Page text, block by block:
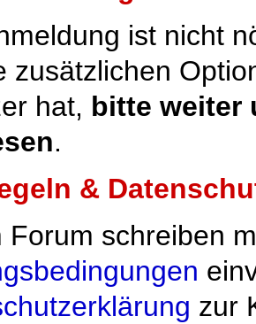
ist nicht
zusätzlichen
hat, bitte weiter
.
&
Forum schreiben
zur